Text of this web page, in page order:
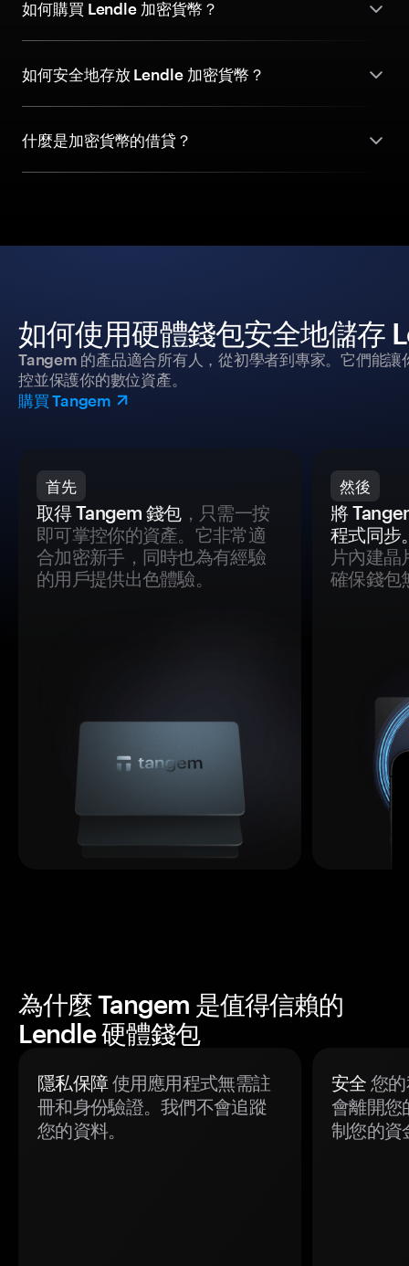
如何購買 Lendle 加密貨幣？
如何安全地存放 Lendle 加密貨幣？
什麼是加密貨幣的借貸？
如何使用硬體錢包安全地儲存
Tangem 的產品適合所有人，從初學者到專家。它們能
控並保護你的數位資產。
購買 Tangem
首先
取得 Tangem 錢包，只需一按
即可掌控你的資產。它非常適
合加密新手，同時也為有經驗
的用戶提供出色體驗。
然後
將
程式同步
片內建晶
確保錢包
為什麼 Tangem 是值得信賴的
Lendle 硬體錢包
隱私保障使用應用程式無需註
冊和身份驗證。我們不會追蹤
您的資料。
安全 您
會離開您
制您的資